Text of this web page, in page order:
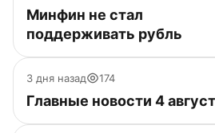
Минфин не стал
поддерживать рубль
3 дня назад 174
Главные новости 4